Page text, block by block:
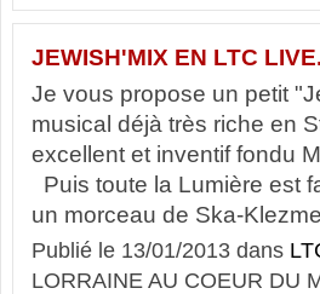
JEWISH'MIX EN LTC LIVE.
Je vous propose un petit
musical déjà très riche en
excellent et inventif fondu
Puis toute la Lumière est
un morceau de Ska-
Publié le 13/01/2013 dans
LORRAINE AU COEUR DU